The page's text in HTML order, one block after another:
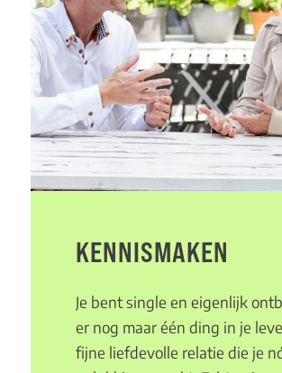
KENNISMAKEN
Je bent single en eigenlijk
er nog maar één ding in je
fijne liefdevolle relatie die je